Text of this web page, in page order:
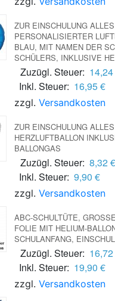
ZUR EINSCHULUNG
PERSONALISIERTER
BLAU, MIT NAMEN DER
SCHÜLERS, INKLUSIVE
Zuzügl. Steuer:
Inkl. Steuer: 16,95 €
zzgl. Versandkosten
ZUR EINSCHULUNG ALLES
ERZLUFTBALLON
ALLONGAS
Zuzügl. Steuer: 8,32 €
Inkl. Steuer: 9,90 €
zzgl. Versandkosten
ABC-SCHULTÜTE,
OLIE MIT HELIUM-
CHULANFANG,
Zuzügl. Steuer:
Inkl. Steuer: 19,90 €
zzgl. Versandkosten